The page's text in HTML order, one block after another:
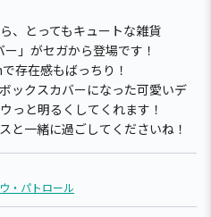
、とってもキュートな雑貨
」がセガから登場です！
存在感もばっちり！
ックスカバーになった可愛いデ
っと明るくしてくれます！
と一緒に過ごしてくださいね！
・パトロール